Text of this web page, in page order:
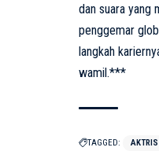
dan suara yang
penggemar
langkah
wamil.***
TAGGED: